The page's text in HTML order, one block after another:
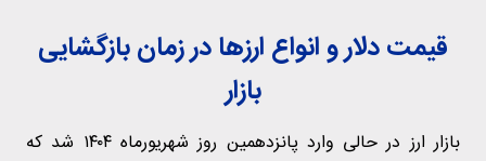
قیمت دلار و انواع ارزها در زمان بازگشایی
بازار
بازار ارز در حالی وارد پانزدهمین روز شهریورماه ۱۴۰۴ شد که